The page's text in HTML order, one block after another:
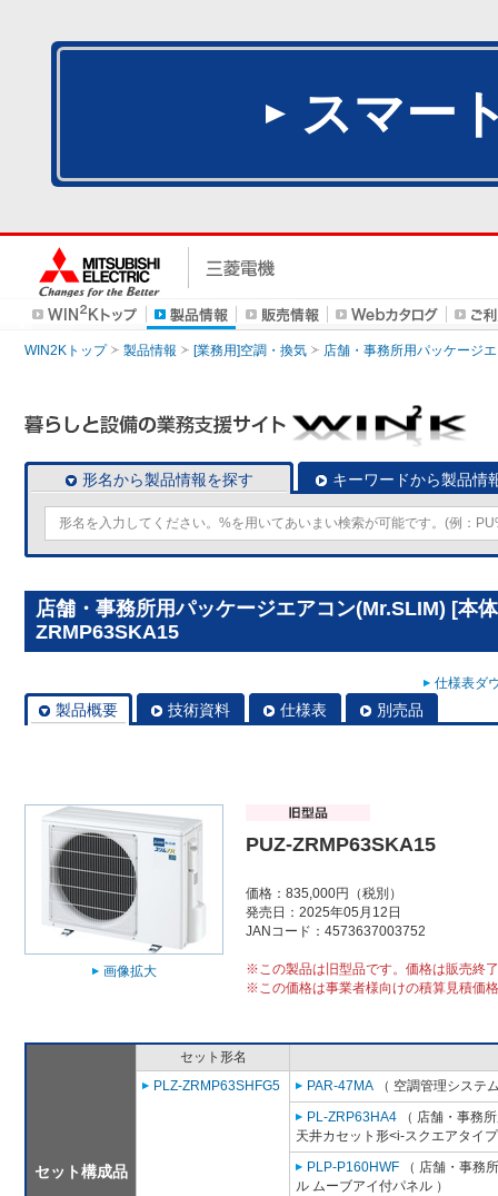
スマー
WIN2Kトップ 製品情報 [業務用]空調・換気 店舗・事務所用パッケージ
形名から製品情報を探す キーワードから製品情
店舗・事務所用パッケージエアコン(Mr.SLIM) [本
ZRMP63SKA15
仕様表ダ
製品概要 技術資料 仕様表 別売品
画像拡大
PUZ-ZRMP63SKA15
価格：835,000円（税別）
発売日：2025年05月12日
JANコード：4573637003752
※この製品は旧型品です。価格は販売終
※この価格は事業者様向けの積算見積価
セット構成品
セット形名
PLZ-ZRMP63SHFG5
PAR-47MA （ 空調管理システ
PL-ZRP63HA4 （ 店舗・事務
天井カセット形<i-スクエアタイ
PLP-P160HWF （ 店舗・事務
ル ムーブアイ付パネル ）